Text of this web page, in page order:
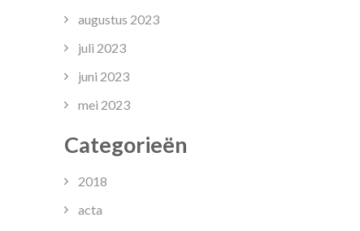
augustus 2023
juli 2023
juni 2023
mei 2023
Categorieën
2018
acta